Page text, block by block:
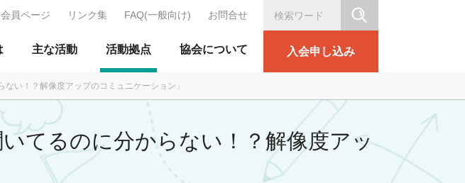
人 日本ファシリテーション協会
主な活動 活動拠点 協会について 入会申し込み
会員ページ リンク集 FAQ(一般向け) お問合せ
い！？解像度アップのコミュニケーション」
てるのに分からない！？解像度アッ